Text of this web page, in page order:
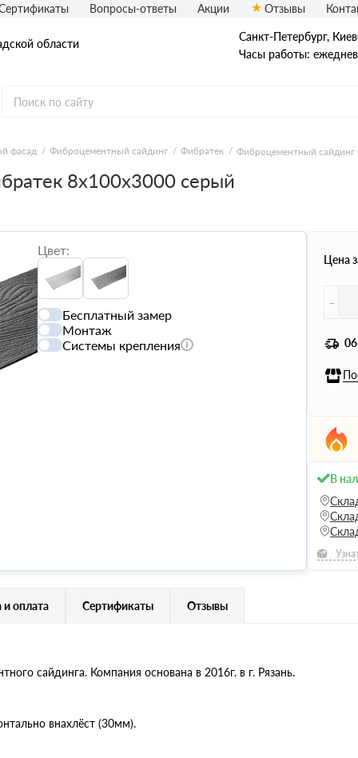
области
Санкт-Петербург,
Часы работы:
сайдинг Вспененный сайдинг
сайдинг Софиты
Фасадные термопанели
Вопросы-ответы Акции Отзывы
фасад Фиброцементный сайдинг Фибратек Фиброцементный сайдинг
8х100х3000 серый
Цвет:
Бесплатный замер
Монтаж
Системы крепления
Цена
-
06
В
и оплата Сертификаты Отзывы
сайдинга. Компания основана в 2016г. в г. Рязань.
внахлёст (30мм).